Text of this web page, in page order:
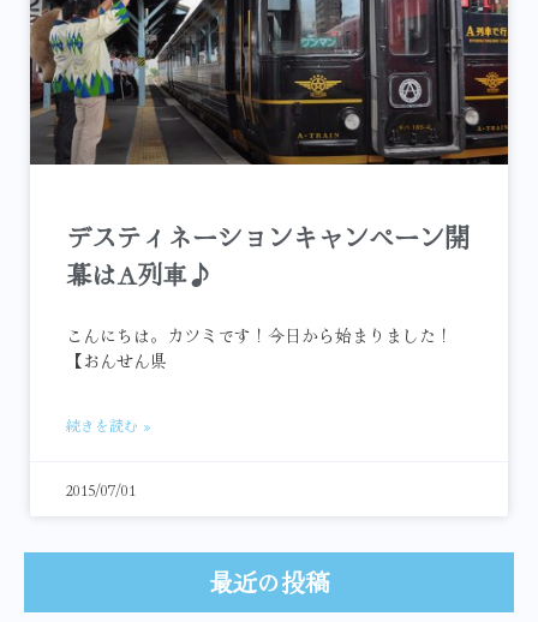
デスティネーションキャンペーン開
幕はA列車♪
こんにちは。カツミです！今日から始まりました！
【おんせん県
続きを読む »
2015/07/01
最近の投稿